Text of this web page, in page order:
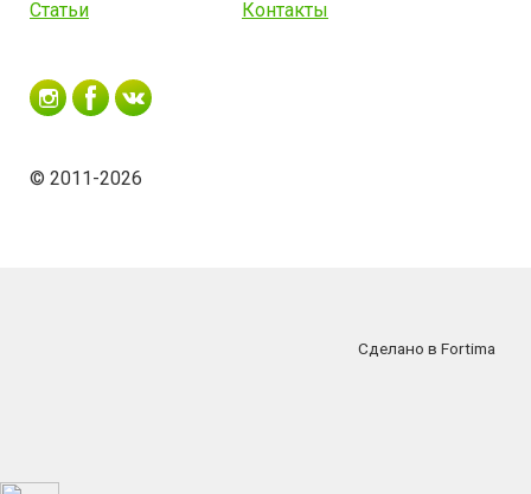
Статьи
Контакты
© 2011-2026
Сделано в Fortima